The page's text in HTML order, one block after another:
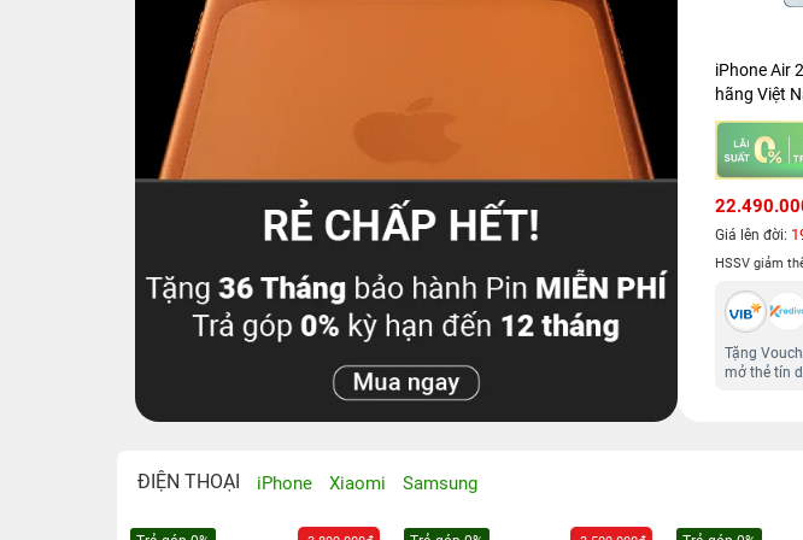
iPhone 17 Pro Max 512GB |
16.990.000đ 17.990.000đ
Giá lên đời:14.490.000đ
mở thẻ TPBank EVO
iPhone Air 256GB | Chính
hãng Việt Nam
31.990.000đ
100.000đ
Tặng Voucher 900.000đ khi
ĐIỆN THOẠI iPhone Xiaomi Samsung